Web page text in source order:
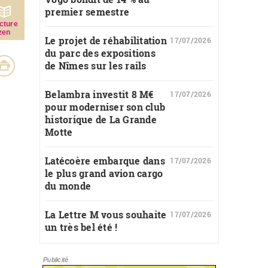
premier semestre
Le projet de réhabilitation
du parc des expositions
de Nîmes sur les rails
17/07/2026
Belambra investit 8 M€
pour moderniser son club
historique de La Grande
Motte
17/07/2026
Latécoère embarque dans
le plus grand avion cargo
du monde
17/07/2026
La Lettre M vous souhaite
un très bel été !
17/07/2026
Publicité